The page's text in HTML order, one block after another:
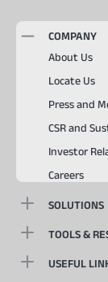
COMPANY
About Us
Locate Us
Press and
CSR and
Investor
Careers
SOLUTIONS
TOOLS &
USEFUL